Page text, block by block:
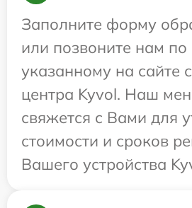
Заполните форму
или позвоните нам по
указанному на сайте
центра Kyvol. Наш
свяжется с Вами для
стоимости и сроков
Вашего устройства